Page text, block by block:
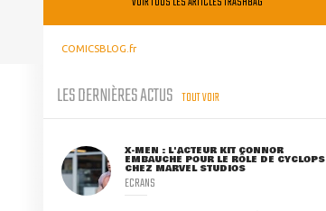
COMICSBLOG.fr
LES DERNIÈRES ACTUS TOUT VOIR
X-MEN : L'ACTEUR KIT CONNOR
EMBAUCHÉ POUR LE RÔLE DE CYCLOPS
CHEZ MARVEL STUDIOS
ECRANS